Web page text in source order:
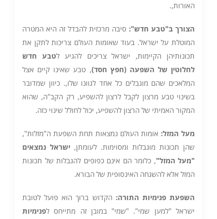
האורות,.
הצורך ב"טבע חדש": סיבה מרכזית להבדל זה היא המטרה
המוטלת על ישראל. בעוד שאומות העולם צריכות לתקן את
תכונותיהן הקיימות, ישראל צריכים להגיע לטבע חדש
לחלוטין של השפעה (חפץ חסד), טבע שאינו קיים אצל
המלאכים שהם מוגבלים כל אחד לגוונו שלו,. כיוון שמדובר
בשינוי טבע מרצון לקבל לרצון להשפיע, רק הקב"ה, שהוא
המקור האמיתי של הרצון להשפיע, יכול לחולל שינוי כזה.
מעל המזל: אומות העולם נמצאות תחת השפעת ה"מזלות",
שהן תכונות מוגבלות ומסוימות. לעומתן, ישראל נמצאים
"מעל המזל", כלומר הם אינם כפופים להגבלות של תכונות
המזל אלא להשגחה האינסופית של הבורא.
השפעת פנימיות התורה: הקדוש ברוך הוא פועל לטובת
ישראל "למען שמי". "שמי" במובן זה מתייחס לפנימיות